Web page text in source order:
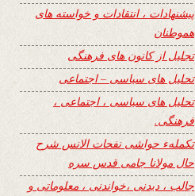
پیشنهادات ، انتقادات و خواسته های
هموطنان
تجلیل از کانون های فرهنگی
تحلیل های سیاسی – اجتماعی
تحلیل های سیاسی ، اجتماعی ،
فرهنگی.
تکملهء حواشی نفحات الانس شرح
حال مولانا جامی قدس سره
جالب ، دیدنی ،خواندنی ، معلوماتی و